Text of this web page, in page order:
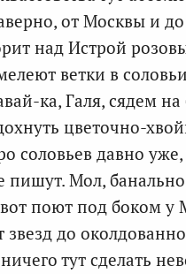
от Москвы и
над Истрой
ветки в
ка, Галя, сядем на
цветочно-
соловьев давно
пишут. Мол,
поют под боком у
звезд до
тут сделать